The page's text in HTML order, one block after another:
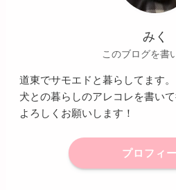
みく
このブログを書
道東でサモエドと暮らしてます。
犬との暮らしのアレコレを書い
よろしくお願いします！
プロフィ